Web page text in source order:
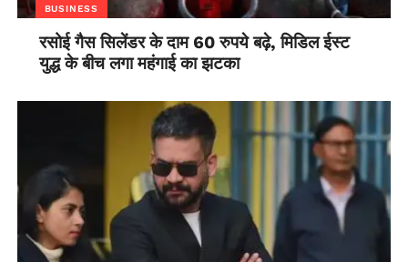
BUSINESS
रसोई गैस सिलेंडर के दाम 60 रुपये बढ़े, मिडिल ईस्ट
युद्ध के बीच लगा महंगाई का झटका